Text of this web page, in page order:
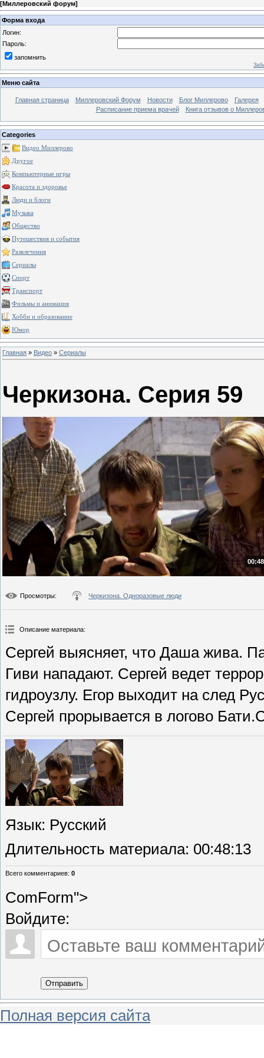
[Миллеровский форум]
Форма входа
Логин:
Пароль:
запомнить
Меню сайта
Главная страница Миллеровский Форум Новости Блог Миллерово
Галерея
Расписание приема врачей
Книга отзывов о
Categories
Видео Миллерово
Другое
Компьютерные игры
Красота и здоровье
Люди и блоги
Музыка
Общество
Путешествия и события
Развлечения
Сериалы
Спорт
Транспорт
Фильмы и анимация
Хобби и образование
Юмор
Главная » Видео » Сериалы
Черкизона. Серия 59
Просмотры: Черкизона. Одноразовые люди
Описание материала:
Сергей выясняет, что Даша жива.
Гиви нападают. Сергей ведет
гидроузлу. Егор выходит на след
Сергей прорывается в логово
Язык: Русский
Длительность материала: 00:48:13
Всего комментариев: 0
ComForm">
Войдите:
Отправить
Полная версия сайта